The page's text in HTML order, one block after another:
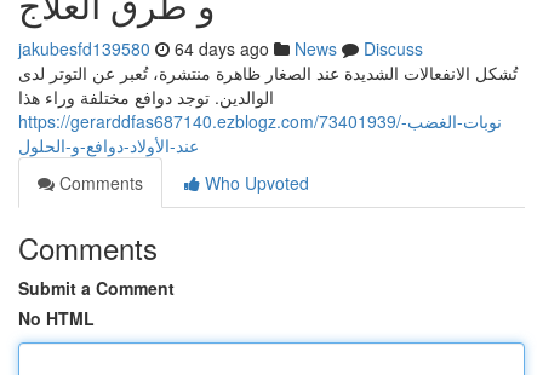
jakubesfd139580 64 days ago News
Discuss
تُشكل الانفعالات الشديدة عند الصغار ظاهرة منتشرة، تُعبر عن التوتر لدى
الوالدين. توجد دوافع مختلفة وراء هذا
https://gerarddfas687140.ezblogz.com/73401939/نوبات-الغضب-
عند-الأولاد-دوافع-و-الحلول
Comments
Who Upvoted
Comments
Submit a Comment
No HTML